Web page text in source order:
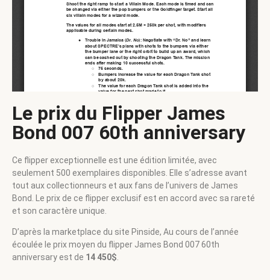
Le prix du Flipper James
Bond 007 60th anniversary
Ce flipper exceptionnelle est une édition limitée, avec
seulement 500 exemplaires disponibles. Elle s’adresse avant
tout aux collectionneurs et aux fans de l’univers de James
Bond. Le prix de ce flipper exclusif est en accord avec sa rareté
et son caractère unique.
D’après la marketplace du site Pinside, Au cours de l’année
écoulée le prix moyen du flipper James Bond 007 60th
anniversary est de 14 450$.